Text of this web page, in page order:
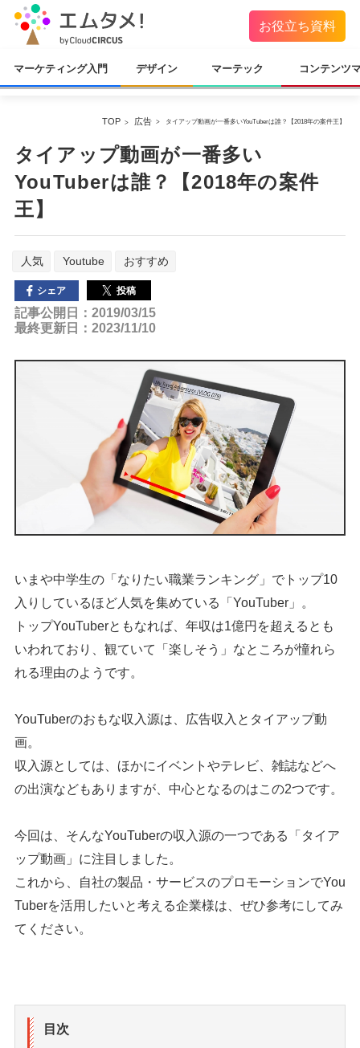
お役立ち資料
マーケティング入門 デザイン マーテック コンテンツ
TOP 広告 タイアップ動画が一番多いYouTuberは誰？【2018年の案件王】
タイアップ動画が一番多い
YouTuberは誰？【2018年の案件
王】
人気 Youtube おすすめ
シェア 投稿
記事公開日：2019/03/15
最終更新日：2023/11/10
いまや中学生の「なりたい職業ランキング」でトップ10
入りしているほど人気を集めている「YouTuber」。
トップYouTuberともなれば、年収は1億円を超えるとも
いわれており、観ていて「楽しそう」なところが憧れら
れる理由のようです。
YouTuberのおもな収入源は、広告収入とタイアップ動
画。
収入源としては、ほかにイベントやテレビ、雑誌などへ
の出演などもありますが、中心となるのはこの2つです。
今回は、そんなYouTuberの収入源の一つである「タイア
ップ動画」に注目しました。
これから、自社の製品・サービスのプロモーションでYou
Tuberを活用したいと考える企業様は、ぜひ参考にしてみ
てください。
目次